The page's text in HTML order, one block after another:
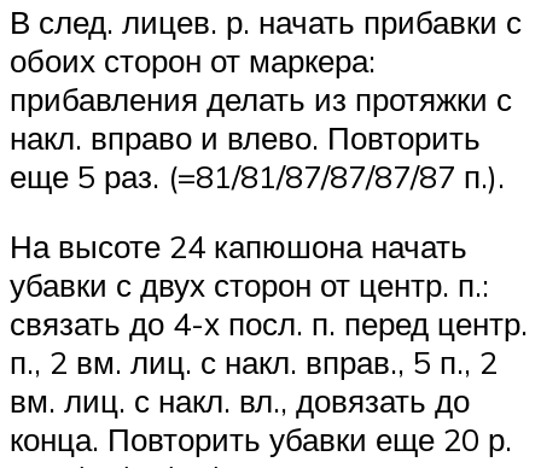
В след. лицев. р. начать прибавки с
обоих сторон от маркера:
прибавления делать из протяжки с
накл. вправо и влево. Повторить
еще 5 раз. (=81/81/87/87/87/87 п.).
На высоте 24 капюшона начать
убавки с двух сторон от центр. п.:
связать до 4-х посл. п. перед центр.
п., 2 вм. лиц. с накл. вправ., 5 п., 2
вм. лиц. с накл. вл., довязать до
конца. Повторить убавки еще 20 р.